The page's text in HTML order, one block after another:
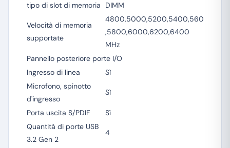
tipo di slot di memoria DIMM
Velocità di memoria
supportate
4800,5000,5200,5400,560
,5800,6000,6200,6400
MHz
Pannello posteriore porte I/O
Ingresso di linea
Sì
Microfono, spinotto
d'ingresso
Sì
Porta uscita S/PDIF
Sì
Quantità di porte USB
3.2 Gen 2
4